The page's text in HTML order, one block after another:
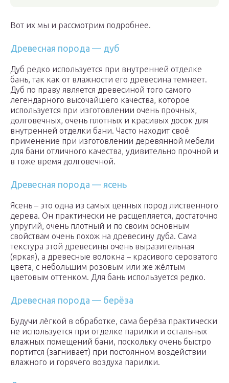
Вот их мы и рассмотрим подробнее.
Древесная порода — дуб
Дуб редко используется при внутренней отделке
бань, так как от влажности его древесина темнеет.
Дуб по праву является древесиной того самого
легендарного высочайшего качества, которое
используется при изготовлении очень прочных,
долговечных, очень плотных и красивых досок для
внутренней отделки бани. Часто находит своё
применение при изготовлении деревянной мебели
для бани отличного качества, удивительно прочной и
в тоже время долговечной.
Древесная порода — ясень
Ясень – это одна из самых ценных пород лиственного
дерева. Он практически не расщепляется, достаточно
упругий, очень плотный и по своим основным
свойствам очень похож на древесину дуба. Сама
текстура этой древесины очень выразительная
(яркая), а древесные волокна – красивого сероватого
цвета, с небольшим розовым или же жёлтым
цветовым оттенком. Для бань используется редко.
Древесная порода — берёза
Будучи лёгкой в обработке, сама берёза практически
не используется при отделке парилки и остальных
влажных помещений бани, поскольку очень быстро
портится (загнивает) при постоянном воздействии
влажного и горячего воздуха парилки.